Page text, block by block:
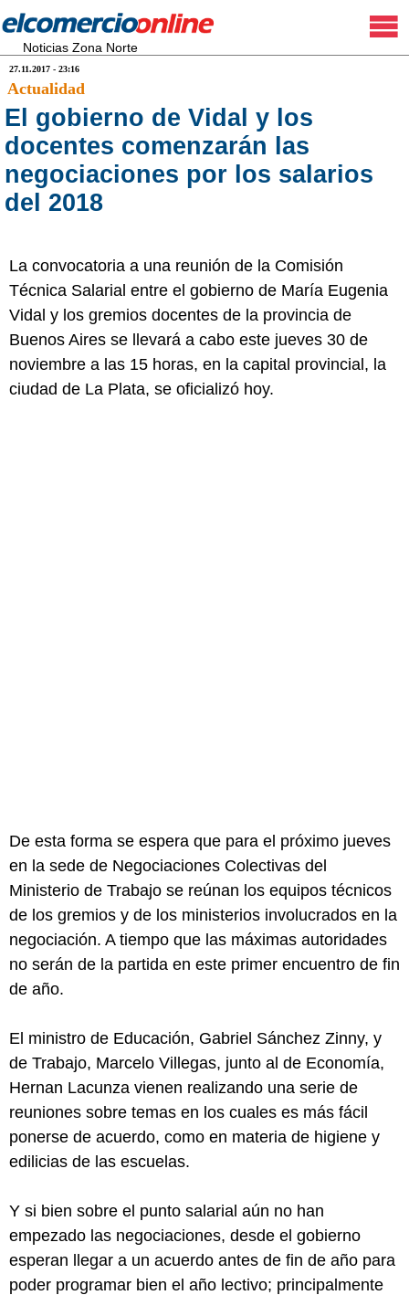
Noticias Zona Norte
27.11.2017 - 23:16
Actualidad
El gobierno de Vidal y los
docentes comenzarán las
negociaciones por los salarios
del 2018
La convocatoria a una reunión de la Comisión
Técnica Salarial entre el gobierno de María Eugenia
Vidal y los gremios docentes de la provincia de
Buenos Aires se llevará a cabo este jueves 30 de
noviembre a las 15 horas, en la capital provincial, la
ciudad de La Plata, se oficializó hoy.
De esta forma se espera que para el próximo jueves
en la sede de Negociaciones Colectivas del
Ministerio de Trabajo se reúnan los equipos técnicos
de los gremios y de los ministerios involucrados en la
negociación. A tiempo que las máximas autoridades
no serán de la partida en este primer encuentro de fin
de año.
El ministro de Educación, Gabriel Sánchez Zinny, y
de Trabajo, Marcelo Villegas, junto al de Economía,
Hernan Lacunza vienen realizando una serie de
reuniones sobre temas en los cuales es más fácil
ponerse de acuerdo, como en materia de higiene y
edilicias de las escuelas.
Y si bien sobre el punto salarial aún no han
empezado las negociaciones, desde el gobierno
esperan llegar a un acuerdo antes de fin de año para
poder programar bien el año lectivo; principalmente